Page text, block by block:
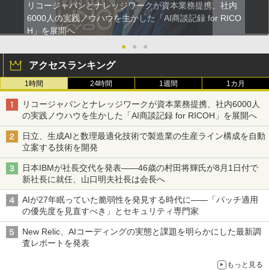
リコージャパンとナレッジワークが資本業務提携、社内
6000人の実践ノウハウを生かした「AI商談記録 for RICO
H」を展開へ
●
● ●
アクセスランキング
1時間 24時間 1週間 1カ月
リコージャパンとナレッジワークが資本業務提携、社内6000人
の実践ノウハウを生かした「AI商談記録 for RICOH」を展開へ
日立、生成AIと数理最適化技術で製造業の生産ライン構成を自動
立案する技術を開発
日本IBMが社長交代を発表――46歳の村田将輝氏が8月1日付で
新社長に就任、山口明夫社長は会長へ
AIが27年眠っていた脆弱性を発見する時代に――「パッチ適用
の優先度を見直すべき」とセキュリティ専門家
New Relic、AIコーディングの実態と課題を明らかにした最新調
査レポートを発表
もっと見る